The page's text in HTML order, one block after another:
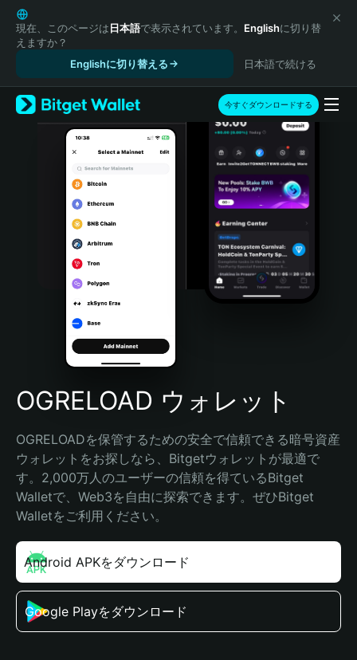
English
日本語
Tiếng Việt
Español (Latinoamérica)
Türkçe
Italiano
Português (Portugal)
Bahasa Indonesia
Português (Brasil)
Español (Argentina)
現在、このページは日本語で表示されています。 Englishに切り替
えますか？
Englishに切り替える
日本語で続ける
今すぐダウンロードする
OGRELOAD ウォレット
OGRELOADを保管するための安全で信頼できる暗号資産
ウォレットをお探しなら、Bitgetウォレットが最適で
す。2,000万人のユーザーの信頼を得ているBitget
Walletで、Web3を自由に探索できます。ぜひBitget
Walletをご利用ください。
Android APKをダウンロード
Google Playをダウンロード